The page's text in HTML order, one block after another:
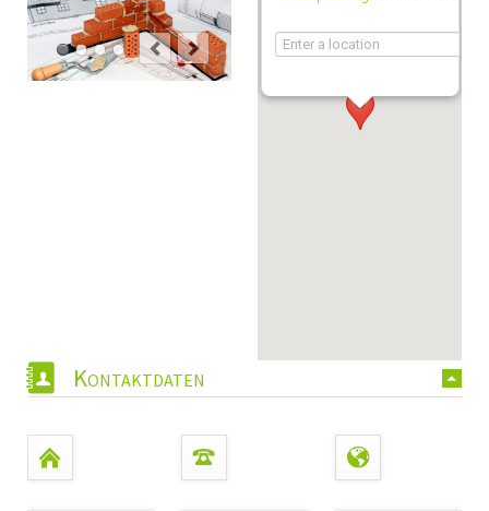
Kontaktdaten